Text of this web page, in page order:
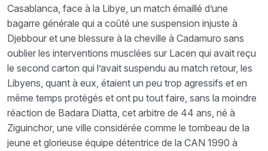
Casablanca, face à la Libye, un match émaillé d’une
bagarre générale qui a coûté une suspension injuste à
Djebbour et une blessure à la cheville à Cadamuro sans
oublier les interventions musclées sur Lacen qui avait reçu
le second carton qui l’avait suspendu au match retour, les
Libyens, quant à eux, étaient un peu trop agressifs et en
même temps protégés et ont pu tout faire, sans la moindre
réaction de Badara Diatta, cet arbitre de 44 ans, né à
Ziguinchor, une ville considérée comme le tombeau de la
jeune et glorieuse équipe détentrice de la CAN 1990 à